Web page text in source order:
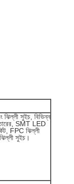
ঝিল্লী সুইচ, বিভিন্ন
SMT LED
FPC ঝিল্লী
সুইচ।